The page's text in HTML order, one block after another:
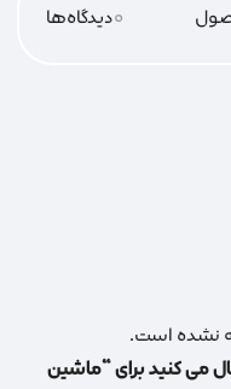
0دیدگاه‌‌ها
نشده است.
می کنید برای “ماشین